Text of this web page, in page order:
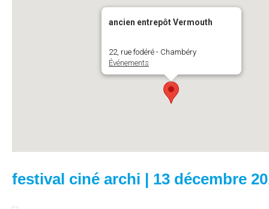
ancien entrepôt Vermouth
22, rue fodéré - Chambéry
Événements
festival ciné archi | 13 décembre